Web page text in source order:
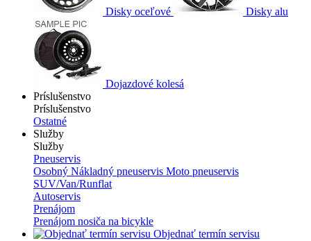
Disky oceľové Disky alu
Dojazdové kolesá
Príslušenstvo
Príslušenstvo
Ostatné
Služby
Služby
Pneuservis
Osobný Nákladný pneuservis Moto pneuservis
SUV/Van/Runflat
Autoservis
Prenájom
Prenájom nosiča na bicykle
Objednať termín servisu